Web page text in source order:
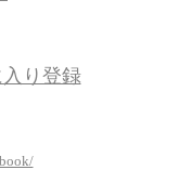
り登録